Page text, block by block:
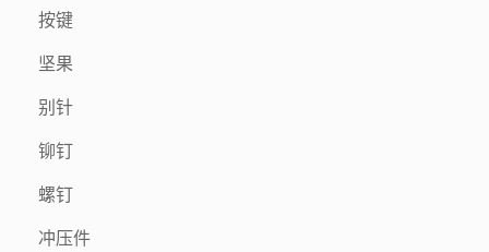
按键
坚果
别针
铆钉
螺钉
冲压件